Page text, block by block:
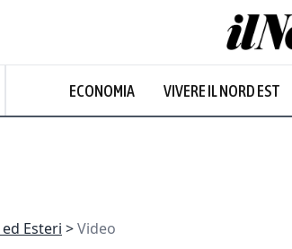
ECONOMIA VIVERE IL NORD EST
Esteri Video